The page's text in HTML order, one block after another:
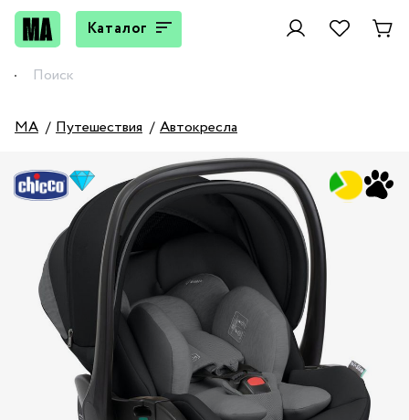
Каталог
MA Путешествия Автокресла